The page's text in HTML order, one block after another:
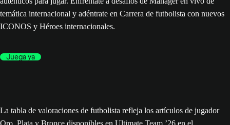
temática internacional y adéntrate en Carrera de futbolista con nuevos
ICONOS y Héroes internacionales.
Juega ya
La tabla de valoraciones de futbolista refleja los artículos de jugador